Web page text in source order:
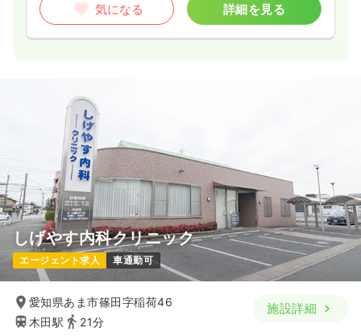
気になる 詳細を見る
しげやす内科クリニック
エージェント求人 車通勤可
愛知県あま市篠田字稲荷46
木田駅
21分
施設詳細